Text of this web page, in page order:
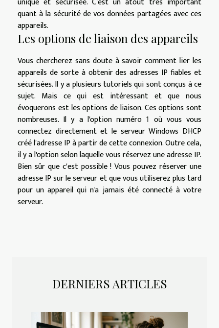
quant à la sécurité de vos données partagées avec ces
appareils.
Les options de liaison des appareils
Vous chercherez sans doute à savoir comment lier les
appareils de sorte à obtenir des adresses IP fiables et
sécurisées. Il y a plusieurs tutoriels qui sont conçus à ce
sujet. Mais ce qui est intéressant et que nous
évoquerons est les options de liaison. Ces options sont
nombreuses. Il y a l'option numéro 1 où vous vous
connectez directement et le serveur Windows DHCP
créé l'adresse IP à partir de cette connexion. Outre cela,
il y a l'option selon laquelle vous réservez une adresse IP.
Bien sûr que c'est possible ! Vous pouvez réserver une
adresse IP sur le serveur et que vous utiliserez plus tard
pour un appareil qui n'a jamais été connecté à votre
serveur.
DERNIERS ARTICLES